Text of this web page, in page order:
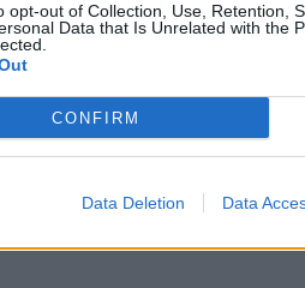
opt-out of Collection, Use, Retention,
Data that Is Unrelated with the
CONFIRM
Data Deletion Data